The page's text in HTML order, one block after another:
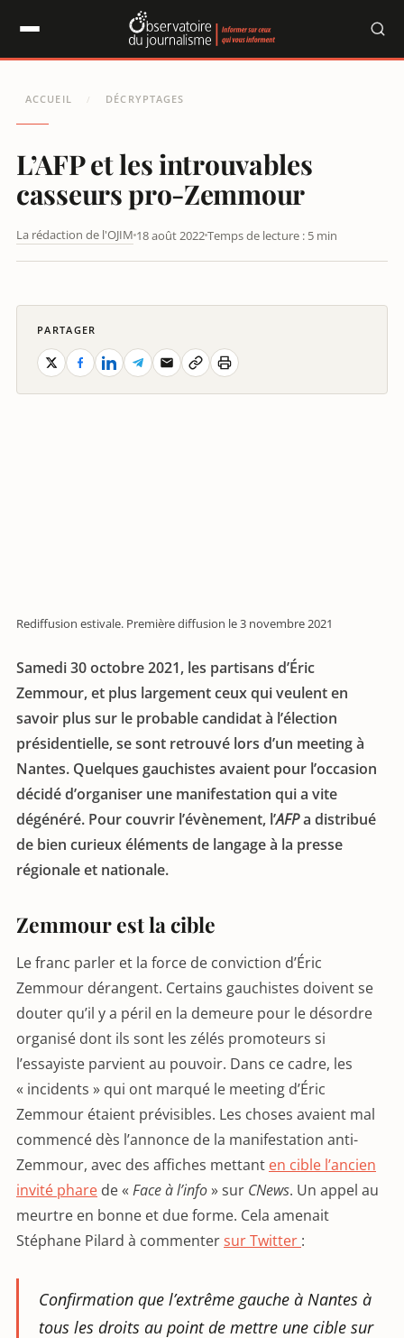
ACCUEIL / DÉCRYPTAGES
L’AFP et les introuvables
casseurs pro-Zemmour
La rédaction de l'OJIM 18 août 2022Temps de lecture : 5 min
Rediffusion estivale. Première diffusion le 3 novembre 2021
Samedi 30 octobre 2021, les partisans d’Éric
Zemmour, et plus largement ceux qui veulent en
savoir plus sur le probable candidat à l’élection
présidentielle, se sont retrouvé lors d’un meeting à
Nantes. Quelques gauchistes avaient pour l’occasion
décidé d’organiser une manifestation qui a vite
dégénéré. Pour couvrir l’évènement, l’AFPa distribué
de bien curieux éléments de langage à la presse
régionale et nationale.
Zemmour est la cible
Le franc parler et la force de conviction d’Éric
Zemmour dérangent. Certains gauchistes doivent se
douter qu’il y a péril en la demeure pour le désordre
organisé dont ils sont les zélés promoteurs si
l’essayiste parvient au pouvoir. Dans ce cadre, les
« incidents » qui ont marqué le meeting d’Éric
Zemmour étaient prévisibles. Les choses avaient mal
commencé dès l’annonce de la manifestation anti-
Zemmour, avec des affiches mettant en cible l’ancien
invité phare de « Face à l’info» sur CNews. Un appel au
meurtre en bonne et due forme. Cela amenait
Stéphane Pilard à commentersur Twitter :
Confirmation que l’extrême gauche à Nantes à
tous les droits au point de mettre une cible sur
PARTAGER
Panneau de gestion des cookies